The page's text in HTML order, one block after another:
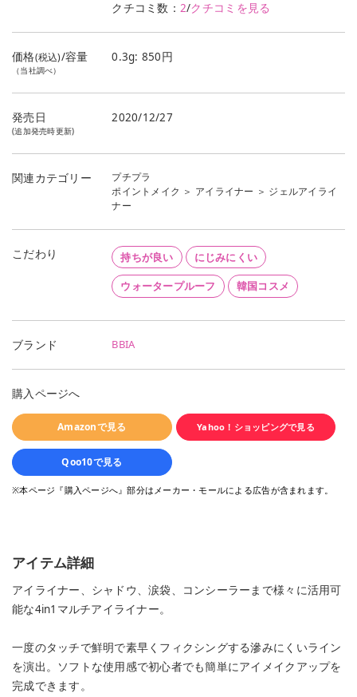
クチコミ数： 2/クチコミを見る
価格(税込)/容量
（当社調べ）
0.3g: 850円
発売日
(追加発売時更新)
2020/12/27
関連カテゴリー
プチプラ
ポイントメイク ＞ アイライナー ＞ ジェルアイライ
ナー
こだわり 持ちが良い にじみにくい
ウォータープルーフ 韓国コスメ
ブランド BBIA
購入ページへ
Amazonで見る Yahoo！ショッピングで見る
Qoo10で見る
※本ページ『購入ページへ』部分はメーカー・モールによる広告が含まれます。
アイテム詳細
アイライナー、シャドウ、涙袋、コンシーラーまで様々に活用可
能な4in1マルチアイライナー。
一度のタッチで鮮明で素早くフィクシングする滲みにくいライン
を演出。ソフトな使用感で初心者でも簡単にアイメイクアップを
完成できます。